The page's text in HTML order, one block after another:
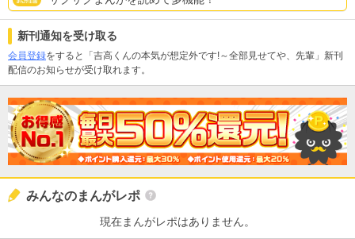
新刊通知を受け取る
会員登録をすると「吉高くんの本気が想定外です!～全部見せてや、先輩」新刊
配信のお知らせが受け取れます。
みんなのまんがレポ
現在まんがレポはありません。